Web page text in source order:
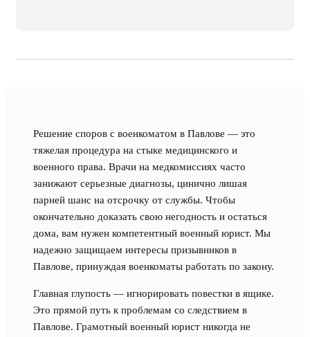
Решение споров с военкоматом в Павлове — это
тяжелая процедура на стыке медицинского и
военного права. Врачи на медкомиссиях часто
занижают серьезные диагнозы, цинично лишая
парней шанс на отсрочку от службы. Чтобы
окончательно доказать свою негодность и остаться
дома, вам нужен компетентный военный юрист. Мы
надежно защищаем интересы призывников в
Павлове, принуждая военкоматы работать по закону.
Главная глупость — игнорировать повестки в ящике.
Это прямой путь к проблемам со следствием в
Павлове. Грамотный военный юрист никогда не